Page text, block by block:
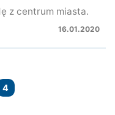
z centrum miasta.
16.01.2020
4